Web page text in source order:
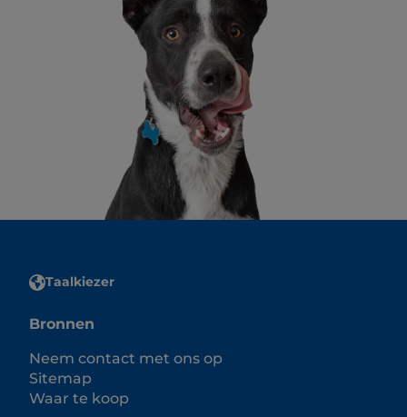
Taalkiezer
Bronnen
Neem contact met ons op
Sitemap
Waar te koop